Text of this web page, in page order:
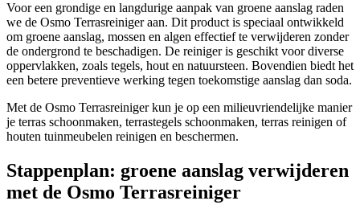
Voor een grondige en langdurige aanpak van groene aanslag raden
we de Osmo Terrasreiniger aan. Dit product is speciaal ontwikkeld
om groene aanslag, mossen en algen effectief te verwijderen zonder
de ondergrond te beschadigen. De reiniger is geschikt voor diverse
oppervlakken, zoals tegels, hout en natuursteen. Bovendien biedt het
een betere preventieve werking tegen toekomstige aanslag dan soda.
Met de Osmo Terrasreiniger kun je op een milieuvriendelijke manier
je terras schoonmaken, terrastegels schoonmaken, terras reinigen of
houten tuinmeubelen reinigen en beschermen.
Stappenplan: groene aanslag verwijderen
met de Osmo Terrasreiniger